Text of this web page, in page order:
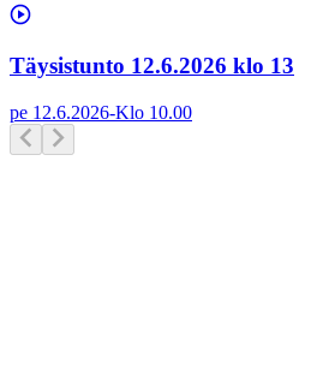
Täysistunto 12.6.2026 klo 13
pe 12.6.2026-Klo 10.00